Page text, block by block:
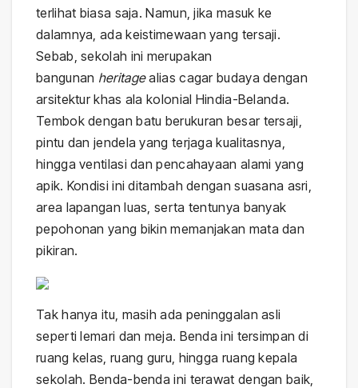
terlihat biasa saja. Namun, jika masuk ke
dalamnya, ada keistimewaan yang tersaji.
Sebab, sekolah ini merupakan
bangunan heritagealias cagar budaya dengan
arsitektur khas ala kolonial Hindia-Belanda.
Tembok dengan batu berukuran besar tersaji,
pintu dan jendela yang terjaga kualitasnya,
hingga ventilasi dan pencahayaan alami yang
apik. Kondisi ini ditambah dengan suasana asri,
area lapangan luas, serta tentunya banyak
pepohonan yang bikin memanjakan mata dan
pikiran.
Tak hanya itu, masih ada peninggalan asli
seperti lemari dan meja. Benda ini tersimpan di
ruang kelas, ruang guru, hingga ruang kepala
sekolah. Benda-benda ini terawat dengan baik,